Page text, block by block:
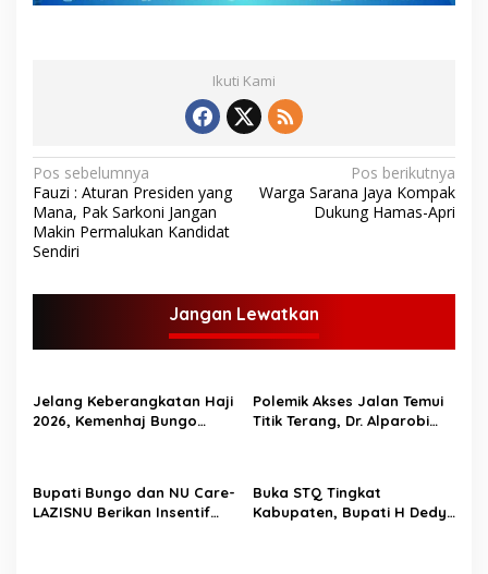
Ikuti Kami
N
a
v
g
s
i
p
s
Pos sebelumnya
Fauzi : Aturan Presiden yang
Mana, Pak Sarkoni Jangan
Makin Permalukan Kandidat
Sendiri
Pos berikutnya
Warga Sarana Jaya Kompak
Dukung Hamas-Apri
Jangan Lewatkan
Jelang Keberangkatan Haji
2026, Kemenhaj Bungo
Polemik Akses Jalan Temui
Titik Terang, Dr. Alparobi
Bupati Bungo dan NU Care-
LAZISNU Berikan Insentif
Buka STQ Tingkat
Kabupaten, Bupati H Dedy